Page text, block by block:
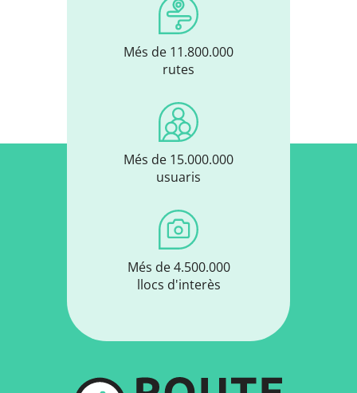
Més de 11.800.000
rutes
Més de 15.000.000
usuaris
Més de 4.500.000
llocs d'interès